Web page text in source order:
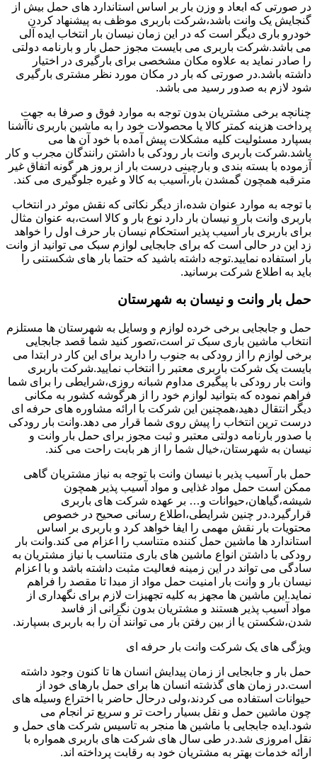
در صورتی که ابعاد و وزن بار بر اساس استاندارد های حمل بیش از
گنجایش یک وانت باشد،شرکت باربری موظف به پیشنهاد کردن
خودرو باری دیگر است که در این زمان نیسان بار انتخاب ایده آلی
می باشد.شرکت باربری می بایست مجوز حمل بار و بارنامه دولتی
را صادر نماید به علاوه مکان مشخصی برای بارگیری در اختیار
داشته باشد.در صورتی که بار در مکان مورد نظر مشتری بارگیری
شود لازم به صدور رسید می باشد.
چنانچه برخی مشتریان بدون توجه به موارد فوق و صرفا به جهت
پرداخت هزینه کمتر کالا یا محصولات خود را به ماشین باربری ناآشنا
بسپارد مسئولیت کلیه مشکلات پیش آمده با خود آن ها می
باشد.شرکت باربری وانت بار رودکی با داشتن رانندگان مجرب و کار
آزموده با بسته بندی و بارچینی درست بار از بروز هر گونه اتفاق غیر
مترقبه همچون گمشدن بار،آسیب به کالا و غیره جلوگیری می کند.
با توجه به موارد عنوان شده،از دیگر نکاتی که نقش موثر در انتخاب
باربری وانت بار و نیسان بار دارد نوع بار و کالا است،به عنوان مثال
برای باربری بار آسیب پذیر استحکام نیسان بار حرف اول را خواهد
زد این در حالی است که برای جابجایی لوازم سبک می توانید از وانت
بار استفاده نمایید.توجه داشته باشید که حتما بار های شکستنی را
باید به اطلاع شرکت برسانید.
حمل بار وانت و نیسان به شهرستان
حمل و جابجایی برخی خرده لوازم و وسایل به شهرستان ها مستلزم
انتخاب ماشین باری سبک تر است،تصور کنید شما قصد جابجایی
برخی لوازم را از رودکی به جنوب را دارید برای این کار در ابتدا می
بایست یک شرکت باربری معتبر را انتخاب نمایید.شرکت باربری
وانت بار رودکی با پیگیری مداوم شبانه روزی،شرایطی را برای شما
فراهم نموده که بتوانید لوازم خود را از هرگوشه کشور به مکانی
دیگر انتقال دهید،همچنین این شرکت با ارائه مشاوره های حرفه ای
درست ترین انتخاب را پیش روی شما قرار می دهد.وانت بار رودکی
با صدور بارنامه دولتی معتبر و ثبت مجوز برای حمل بار وانت و
نیسان به شهرستان،خیال شما را از هر بابت راحت می کند.
حمل بار آسیب پذیر با نیسان وانت با توجه به نیاز مشتریان گاهی
ممکن است حمل مواد غذایی و مواد آسیب پذیر همچون
شیشه،گیاهان،حیوانات و… بر عهده شرکت های باربری
قرارگیرد.در چنین شرایطی،اطلاع رسانی صحیح در خصوص
محتویات بار نقش مهمی را ایفا خواهد کرد و باربری بر اساس
استاندارد ها ماشین حمل کننده متناسب را اعزام می کند.وانت بار
رودکی با داشتن انواع ماشین های باری متناسب با نیاز مشتریان به
سادگی می تواند در این زمینه فعالیت مثبت داشته باشد و با اعزام
نیسان بار و وانت بار امنیت حمل مواد از مبدا تا مقصد را فراهم
نماید.این ماشین ها مجهز به کلیه تجهیزات لازم برای نگهداری از
مواد آسیب پذیر هستند و مشتریان بدون نگرانی از فاسد
شدن،شکستن یا از بین رفتن بار می توانند آن را به باربری بسپارند.
ویژگی های یک شرکت وانت بار حرفه ای
حمل بار و جابجایی از زمان پیدایش انسان ها تا کنون وجود داشته
است.در زمان های گذشته انسان ها برای حمل بارهای خود از
حیوانات استفاده می کردند،ولی درحال حاضر با اختراع وسیله های
چون ماشین حمل و نقل بسیار راحت تر و سریع تر انجام می
شود.ایده جابجایی با ماشین ها منجر به تاسیس شرکت های حمل و
نقل امروزی شد.در طی سال های شرکت های باربری همواره با
ارائه خدمات بهتر به مشتریان خود به رقابت پرداخته اند.